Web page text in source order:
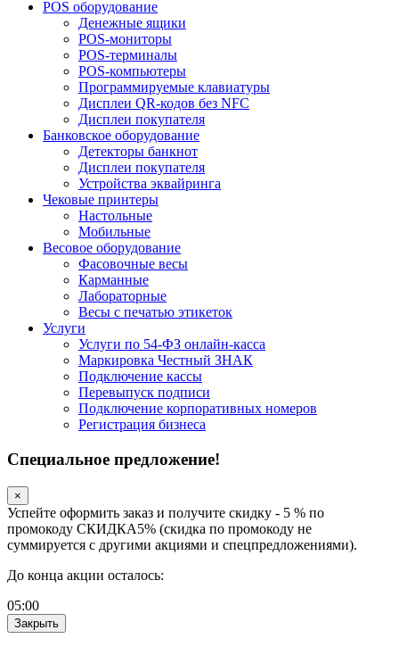
POS оборудование
Денежные ящики
POS-мониторы
POS-терминалы
POS-компьютеры
Программируемые клавиатуры
Дисплеи QR-кодов без NFC
Дисплеи покупателя
Банковское оборудование
Детекторы банкнот
Дисплеи покупателя
Устройства эквайринга
Чековые принтеры
Настольные
Мобильные
Весовое оборудование
Фасовочные весы
Карманные
Лабораторные
Весы с печатью этикеток
Услуги
Услуги по 54-ФЗ онлайн-касса
Маркировка Честный ЗНАК
Подключение кассы
Перевыпуск подписи
Подключение корпоративных номеров
Регистрация бизнеса
Специальное предложение!
×
Успейте оформить заказ и получите скидку - 5 % по
промокоду СКИДКА5% (скидка по промокоду не
суммируется с другими акциями и спецпредложениями).
До конца акции осталось:
05:00
Закрыть